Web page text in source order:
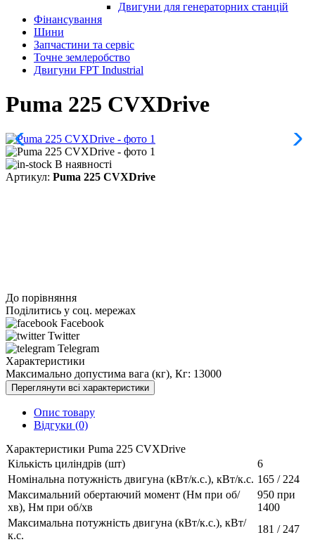
Двигуни для генераторних станцій
Фінансування
Шини
Запчастини та сервіс
Точне землеробство
Двигуни FPT Industrial
Puma 225 CVXDrive
В наявності
Артикул: Puma 225 CVXDrive
До порівняння
Поділитись у соц. мережах
Facebook
Twitter
Telegram
Характеристики
Максимально допустима вага (кг), Кг: 13000
Переглянути всі характеристики
Опис товару
Відгуки (0)
Характеристики Puma 225 CVXDrive
Кількість циліндрів (шт)
6
Номінальна потужність двигуна (кВт/к.с.), кВт/к.с. 165 / 224
Максимальний обертаючий момент (Нм при об/
хв), Нм при об/хв
950 при
1400
Максимальна потужність двигуна (кВт/к.с.), кВт/
к.с.
181 / 247